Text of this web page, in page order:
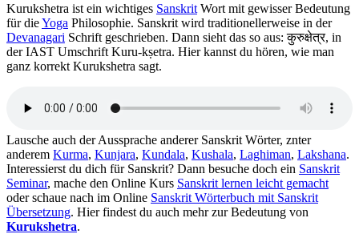
Kurukshetra ist ein wichtiges Sanskrit Wort mit gewisser Bedeutung
für dieYoga Philosophie. Sanskrit wird traditionellerweise in der
Devanagari Schrift geschrieben. Dann sieht das so aus: कुरुक्षेत्र, in
der IAST Umschrift Kuru-kṣetra. Hier kannst du hören, wie man
ganz korrekt Kurukshetra sagt.
Lausche auch der Aussprache anderer Sanskrit Wörter, znter
anderem Kurma, Kunjara, Kundala, Kushala, Laghiman, Lakshana.
Interessierst du dich für Sanskrit? Dann besuche doch ein Sanskrit
Seminar, mache den Online Kurs Sanskrit lernen leicht gemacht
oder schaue nach im Online Sanskrit Wörterbuch mit Sanskrit
Übersetzung. Hier findest du auch mehr zur Bedeutung von
Kurukshetra.